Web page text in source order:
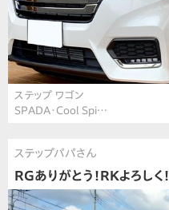
ステップ ワゴン
SPADA・Cool Spi…
ステップパパさん
RGありがとう！RKよろしく！